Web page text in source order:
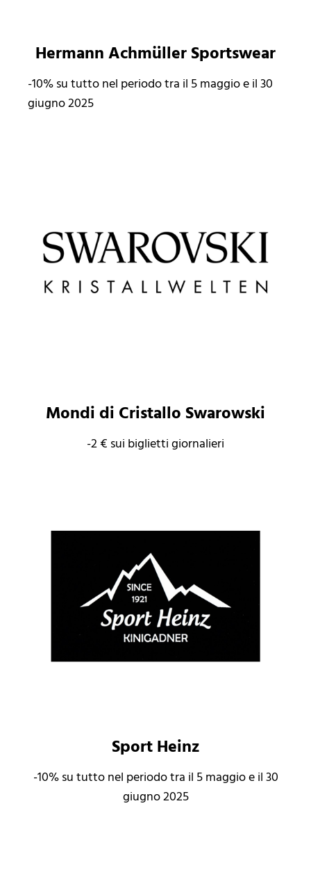
Hermann Achmüller Sportswear
-10% su tutto nel periodo tra il 5 maggio e il 30
giugno 2025
Mondi di Cristallo Swarowski
-2 € sui biglietti giornalieri
Sport Heinz
-10% su tutto nel periodo tra il 5 maggio e il 30
giugno 2025